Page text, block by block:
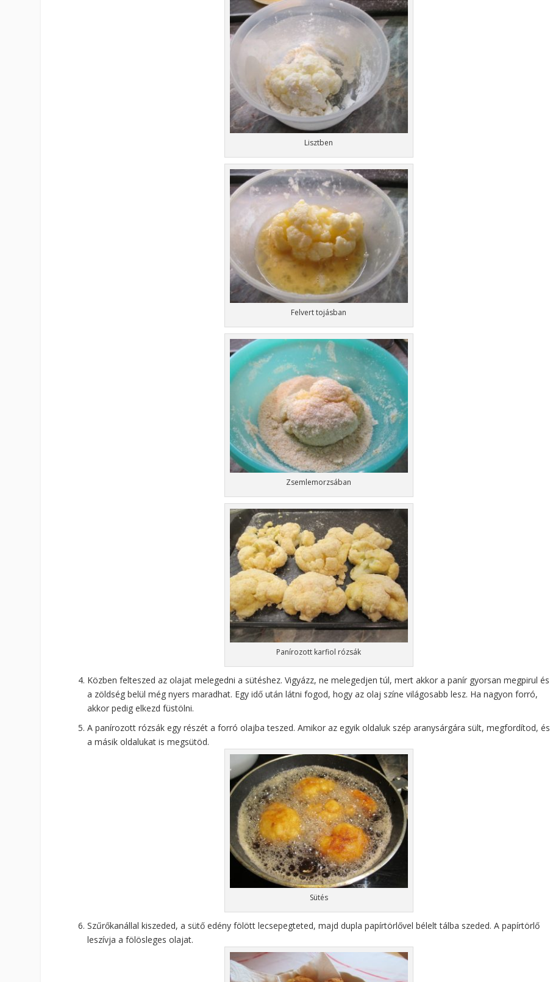
Lisztben
Felvert tojásban
Zsemlemorzsában
Panírozott karfiol rózsák
Közben felteszed az olajat melegedni a sütéshez. Vigyázz, ne melegedjen túl, mert akkor a panír gyorsan megpirul és
a zöldség belül még nyers maradhat. Egy idő után látni fogod, hogy az olaj színe világosabb lesz. Ha nagyon forró,
akkor pedig elkezd füstölni.
A panírozott rózsák egy részét a forró olajba teszed. Amikor az egyik oldaluk szép aranysárgára sült, megfordítod, és
a másik oldalukat is megsütöd.
Sütés
Szűrőkanállal kiszeded, a sütő edény fölött lecsepegteted, majd dupla papírtörlővel bélelt tálba szeded. A papírtörlő
leszívja a fölösleges olajat.